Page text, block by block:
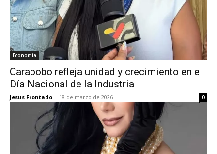
Economía
Carabobo refleja unidad y crecimiento en el
Día Nacional de la Industria
Jesus Frontado - 18 de marzo de 2026 0